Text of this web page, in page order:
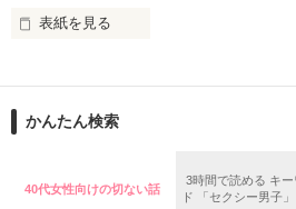
く…… 見つかってよかった」
彼の優しく低い声が鼓膜を揺らした。
2019.1.18 - 1.29
☆素敵なレビューどうもありがとう
ございました❤️❤️❤️
表紙を見る
づいた2人。
ブラックコーヒーみたいにクールだと
「…こんなにサラッと女性が照れる
かんたん検索
40代女性向けの切ない話
3時間で読める キー
ド 「セクシー男子